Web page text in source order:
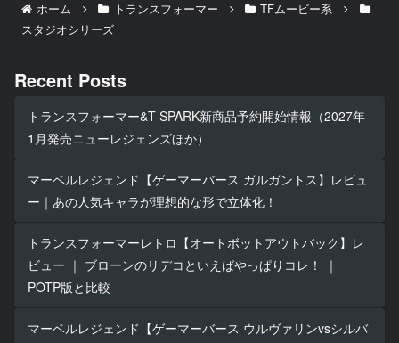
ホーム トランスフォーマー
TFムービー系
スタジオシリーズ
Recent Posts
トランスフォーマー&T-SPARK新商品予約開始情報（2027年
1月発売ニューレジェンズほか）
マーベルレジェンド【ゲーマーバース ガルガントス】レビュ
ー｜あの人気キャラが理想的な形で立体化！
トランスフォーマーレトロ【オートボットアウトバック】レ
ビュー ｜ ブローンのリデコといえばやっぱりコレ！ ｜
POTP版と比較
マーベルレジェンド【ゲーマーバース ウルヴァリンvsシルバ